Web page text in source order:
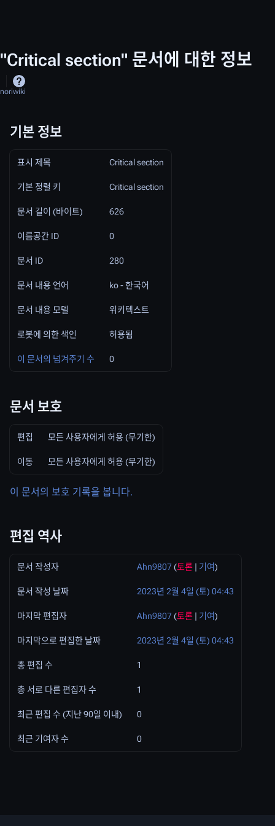
"Critical section" 문서에 대한 정보
noriwiki
기본 정보
표시 제목 Critical section
기본 정렬 키 Critical section
문서 길이 (바이트) 626
이름공간 ID 0
문서 ID 280
문서 내용 언어 ko - 한국어
문서 내용 모델 위키텍스트
로봇에 의한 색인 허용됨
이 문서의 넘겨주기 수 0
문서 보호
편집 모든 사용자에게 허용 (무기한)
이동 모든 사용자에게 허용 (무기한)
이 문서의 보호 기록을 봅니다.
편집 역사
문서 작성자 Ahn9807(토론 | 기여)
문서 작성 날짜 2023년 2월 4일 (토) 04:43
마지막 편집자 Ahn9807(토론 | 기여)
마지막으로 편집한 날짜 2023년 2월 4일 (토) 04:43
총 편집 수 1
총 서로 다른 편집자 수 1
최근 편집 수 (지난 90일 이내) 0
최근 기여자 수 0